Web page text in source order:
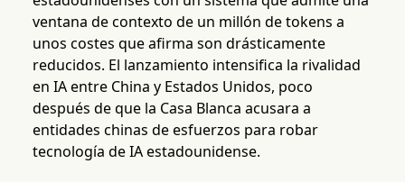
ventana de contexto de un millón de tokens a
unos costes que afirma son drásticamente
reducidos. El lanzamiento intensifica la rivalidad
en IA entre China y Estados Unidos, poco
después de que la Casa Blanca acusara a
entidades chinas de esfuerzos para robar
tecnología de IA estadounidense.